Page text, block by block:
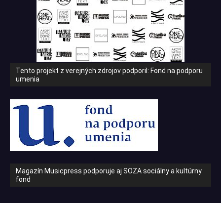
Tento projekt z verejných zdrojov podporil: Fond na podporu
umenia
Magazín Musicpress podporuje aj SOZA sociálny a kultúrny
fond